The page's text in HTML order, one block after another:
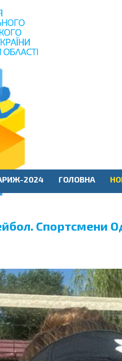
2024 ГОЛОВНА
Спортсмени